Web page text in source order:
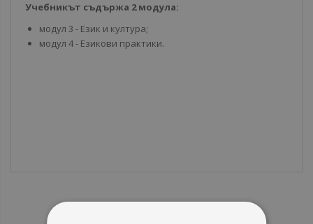
Учебникът съдържа 2 модула:
модул 3 - Език и култура;
модул 4 - Езикови практики.